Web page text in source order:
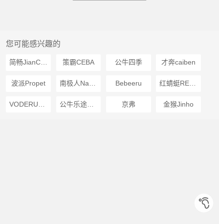
您可能感兴趣的
策霸CEBA 公牛四季 才奔caiben
波派Propet Bebeeru
公牛乐途BULLLOTTO 京弗 金猴Jinho